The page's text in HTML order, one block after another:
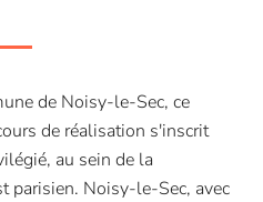
de Noisy-le-Sec, ce
de réalisation s'inscrit
au sein de la
parisien. Noisy-le-Sec, avec